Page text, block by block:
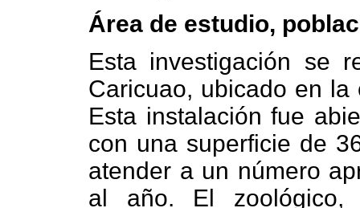
Área de estudio,
Esta investigación se
Caricuao, ubicado en la
Esta instalación fue
con una superficie de
atender a un número
al año. El zoológico,